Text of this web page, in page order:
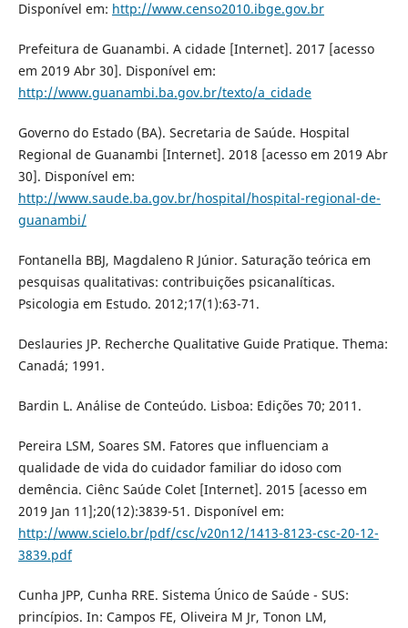
Disponível em: http://www.censo2010.ibge.gov.br
Prefeitura de Guanambi. A cidade [Internet]. 2017 [acesso
em 2019 Abr 30]. Disponível em:
http://www.guanambi.ba.gov.br/texto/a_cidade
Governo do Estado (BA). Secretaria de Saúde. Hospital
Regional de Guanambi [Internet]. 2018 [acesso em 2019 Abr
30]. Disponível em:
http://www.saude.ba.gov.br/hospital/hospital-regional-de-
guanambi/
Fontanella BBJ, Magdaleno R Júnior. Saturação teórica em
pesquisas qualitativas: contribuições psicanalíticas.
Psicologia em Estudo. 2012;17(1):63-71.
Deslauries JP. Recherche Qualitative Guide Pratique. Thema:
Canadá; 1991.
Bardin L. Análise de Conteúdo. Lisboa: Edições 70; 2011.
Pereira LSM, Soares SM. Fatores que influenciam a
qualidade de vida do cuidador familiar do idoso com
demência. Ciênc Saúde Colet [Internet]. 2015 [acesso em
2019 Jan 11];20(12):3839-51. Disponível em:
http://www.scielo.br/pdf/csc/v20n12/1413-8123-csc-20-12-
3839.pdf
Cunha JPP, Cunha RRE. Sistema Único de Saúde - SUS:
princípios. In: Campos FE, Oliveira M Jr, Tonon LM,